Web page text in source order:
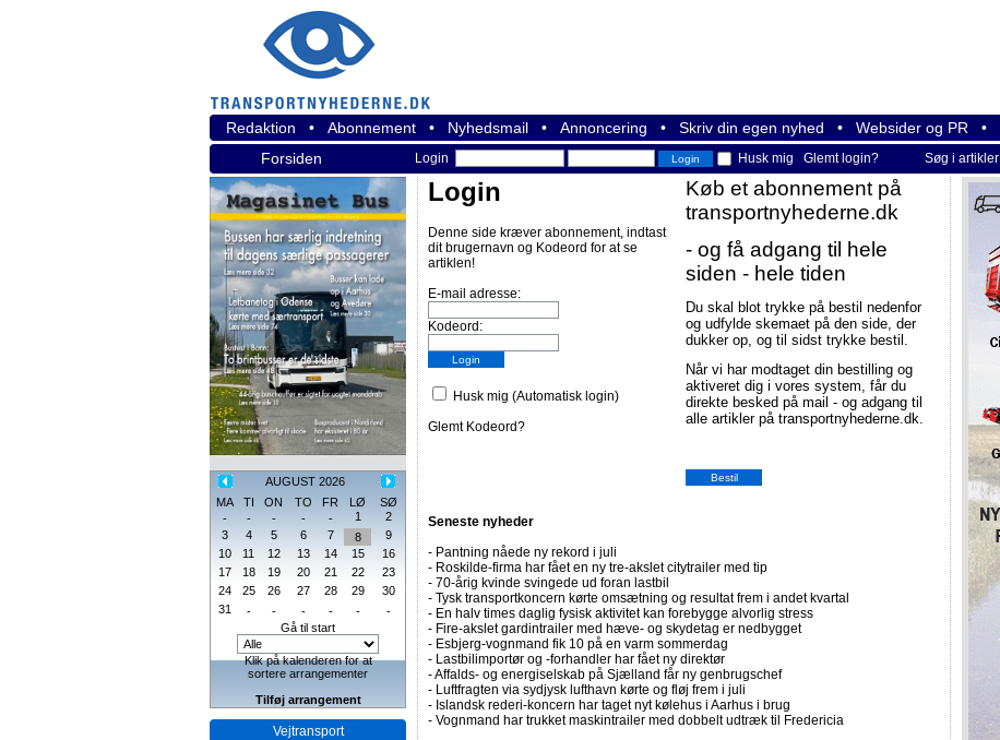
Redaktion • Abonnement • Nyhedsmail • Annoncering • Skriv din egen nyhed • Websider og PR •
Forsiden
Login Husk mig Glemt login? Søg i artikler
AUGUST 2026
MA
TI ON TO FR LØ
SØ
-
- - - - 1
2
3
4 5 6 7 8
9
10
11 12 13 14 15
16
17
18 19 20 21 22
23
24
25 26 27 28 29
30
31
- - - - -
-
Gå til start
Klik på kalenderen for at
sortere arrangementer
Tilføj arrangement
Vejtransport
Login
Denne side kræver abonnement, indtast
dit brugernavn og Kodeord for at se
artiklen!
E-mail adresse:
Kodeord:
Husk mig (Automatisk login)
Glemt Kodeord?
Køb et abonnement på
transportnyhederne.dk
- og få adgang til hele
siden - hele tiden
Du skal blot trykke på bestil nedenfor
og udfylde skemaet på den side, der
dukker op, og til sidst trykke bestil.
Når vi har modtaget din bestilling og
aktiveret dig i vores system, får du
direkte besked på mail - og adgang til
alle artikler på transportnyhederne.dk.
Seneste nyheder
- Pantning nåede ny rekord i juli
- Roskilde-firma har fået en ny tre-akslet citytrailer med tip
- 70-årig kvinde svingede ud foran lastbil
- Tysk transportkoncern kørte omsætning og resultat frem i andet kvartal
- En halv times daglig fysisk aktivitet kan forebygge alvorlig stress
- Fire-akslet gardintrailer med hæve- og skydetag er nedbygget
- Esbjerg-vognmand fik 10 på en varm sommerdag
- Lastbilimportør og -forhandler har fået ny direktør
-Affalds- og energiselskab på Sjælland får ny genbrugschef
- Luftfragten via sydjysk lufthavn kørte og fløj frem i juli
- Islandsk rederi-koncern har taget nyt kølehus i Aarhus i brug
- Vognmand har trukket maskintrailer med dobbelt udtræk til Fredericia